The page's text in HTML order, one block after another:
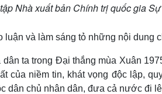
Nhà xuất bản Chính trị quốc gia
và làm sáng tỏ những nội dung
ta trong Đại thắng mùa Xuân
niềm tin, khát vọng độc lập,
dân chủ nhân dân, đưa cả nước đi